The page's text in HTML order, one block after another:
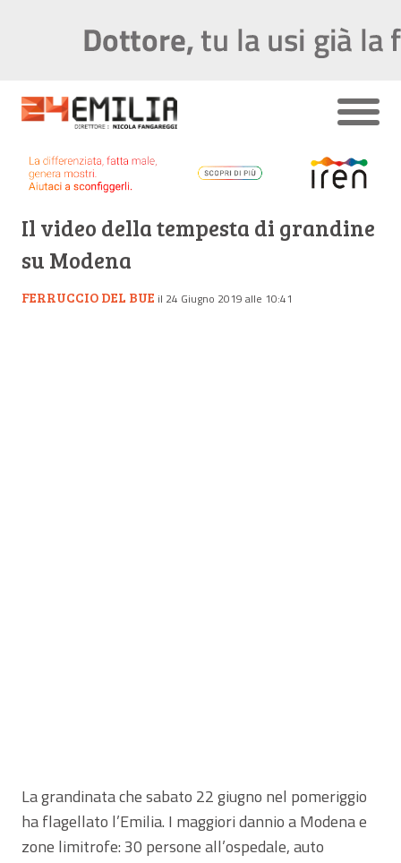
Il video della tempesta di grandine
su Modena
FERRUCCIO DEL BUE il 24 Giugno 2019 alle 10:41
La grandinata che sabato 22 giugno nel pomeriggio
ha flagellato l’Emilia. I maggiori dannio a Modena e
zone limitrofe: 30 persone all’ospedale, auto